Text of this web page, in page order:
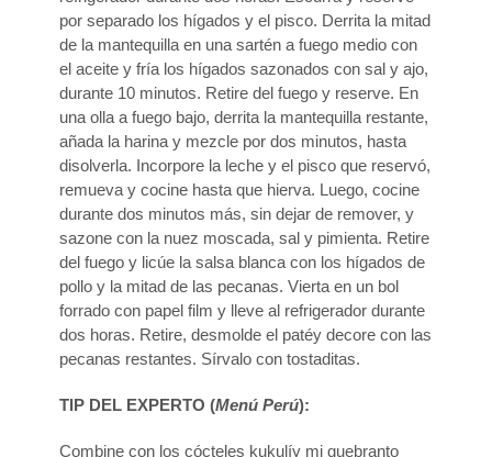
por separado los hígados y el pisco. Derrita la mitad
de la mantequilla en una sartén a fuego medio con
el aceite y fría los hígados sazonados con sal y ajo,
durante 10 minutos. Retire del fuego y reserve. En
una olla a fuego bajo, derrita la mantequilla restante,
añada la harina y mezcle por dos minutos, hasta
disolverla. Incorpore la leche y el pisco que reservó,
remueva y cocine hasta que hierva. Luego, cocine
durante dos minutos más, sin dejar de remover, y
sazone con la nuez moscada, sal y pimienta. Retire
del fuego y licúe la salsa blanca con los hígados de
pollo y la mitad de las pecanas. Vierta en un bol
forrado con papel film y lleve al refrigerador durante
dos horas. Retire, desmolde el patéy decore con las
pecanas restantes. Sírvalo con tostaditas.
TIP DEL EXPERTO (Menú Perú):
Combine con los cócteles kukulíy mi quebranto